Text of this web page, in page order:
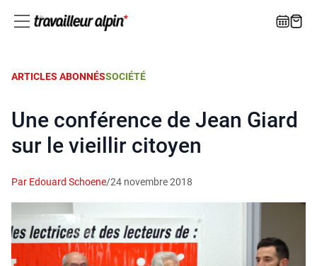
ARTICLES ABONNÉSSOCIÉTÉ
Une conférence de Jean Giard
sur le vieillir citoyen
Par Edouard Schoene/24 novembre 2018